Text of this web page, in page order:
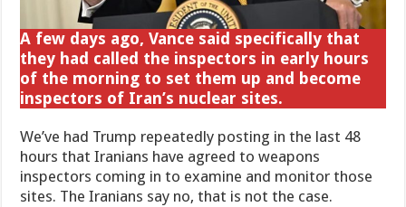
A few days ago, Vance said specifically that
they had called the inspectors in early hours
of the morning to set them up and become
inspectors of Iran’s nuclear sites.
We’ve had Trump repeatedly posting in the last 48
hours that Iranians have agreed to weapons
inspectors coming in to examine and monitor those
sites. The Iranians say no, that is not the case.